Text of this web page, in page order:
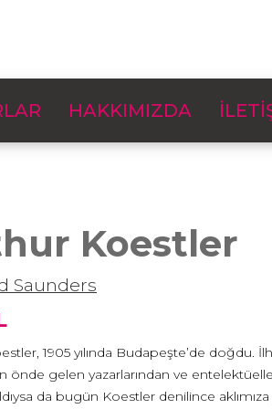
HAKKIMIZDA
Koestler
Saunders
1905 yılında Budapeşte’de doğdu.
önde gelen yazarlarından ve
da bugün Koestler denilince